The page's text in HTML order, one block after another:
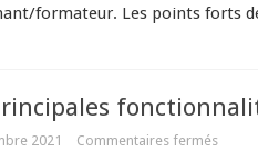
formateur. Les points forts
2021 Commentaires fermés